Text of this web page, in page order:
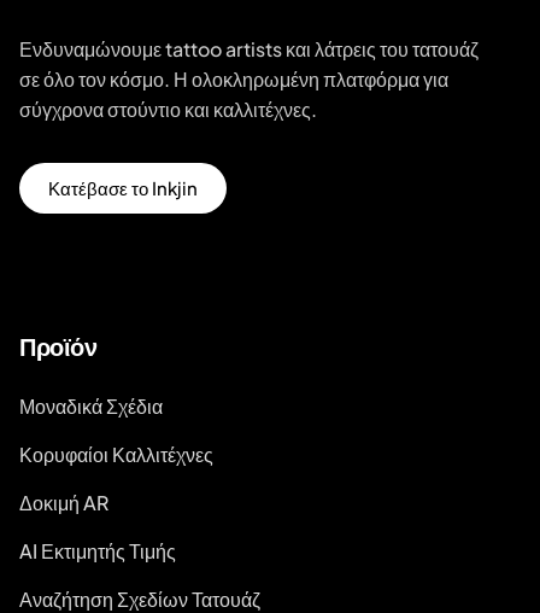
Ενδυναμώνουμε tattoo artists και λάτρεις του τατουάζ
σε όλο τον κόσμο. Η ολοκληρωμένη πλατφόρμα για
σύγχρονα στούντιο και καλλιτέχνες.
Κατέβασε το Inkjin
Προϊόν
Μοναδικά Σχέδια
Κορυφαίοι Καλλιτέχνες
Δοκιμή AR
AI Εκτιμητής Τιμής
Αναζήτηση Σχεδίων Τατουάζ